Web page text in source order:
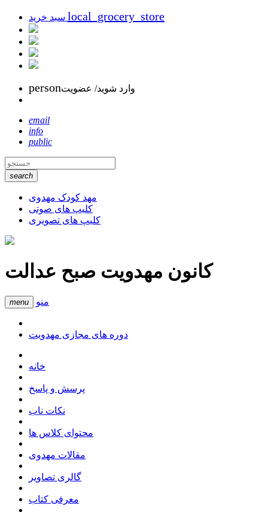
local_grocery_store
personوارد شوید/ عضویت
email
info
public
search
مهد کودک مهدوی
کلیپ های صوتی
کلیپ های تصویری
کانون مهدویت صبح عدالت
menu منو
دوره های مجازی مهدویت
خانه
پرسش و پاسخ
نکات ناب
محتوای کلاس ها
مقالات مهدوی
گالری تصاویر
معرفی کتاب